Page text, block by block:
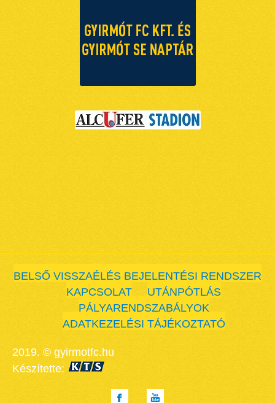
BELSŐ VISSZAÉLÉS BEJELENTÉSI RENDSZER
KAPCSOLAT
UTÁNPÓTLÁS
PÁLYARENDSZABÁLYOK
ADATKEZELÉSI TÁJÉKOZTATÓ
2019. © gyirmotfc.hu
Készítette: